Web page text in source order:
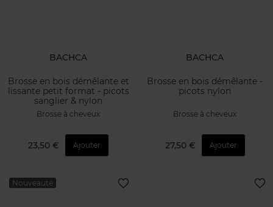
BACHCA
Brosse en bois démêlante et
lissante petit format - picots
sanglier & nylon
Brosse à cheveux
23,50 € Ajouter
BACHCA
Brosse en bois démêlante -
picots nylon
Brosse à cheveux
27,50 € Ajouter
Nouveauté